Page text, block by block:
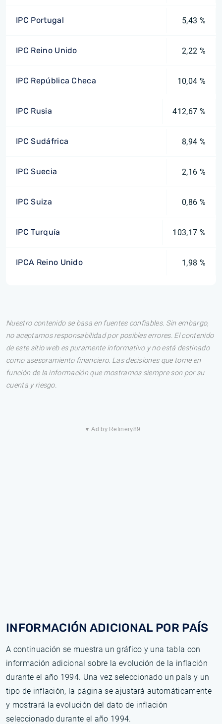
IPC Portugal 5,43 %
IPC Reino Unido 2,22 %
IPC República Checa 10,04 %
IPC Rusia 412,67 %
IPC Sudáfrica 8,94 %
IPC Suecia 2,16 %
IPC Suiza 0,86 %
IPC Turquía 103,17 %
IPCA Reino Unido 1,98 %
Nuestro contenido se basa en fuentes confiables. Sin embargo,
no aceptamos responsabilidad por posibles errores. El contenido
de este sitio web es puramente informativo y no está destinado
como asesoramiento financiero. Las decisiones que tome en
función de la información que mostramos siempre son por su
cuenta y riesgo.
▼ Ad by Refinery89
INFORMACIÓN ADICIONAL POR PAÍS
A continuación se muestra un gráfico y una tabla con
información adicional sobre la evolución de la inflación
durante el año 1994. Una vez seleccionado un país y un
tipo de inflación, la página se ajustará automáticamente
y mostrará la evolución del dato de inflación
seleccionado durante el año 1994.